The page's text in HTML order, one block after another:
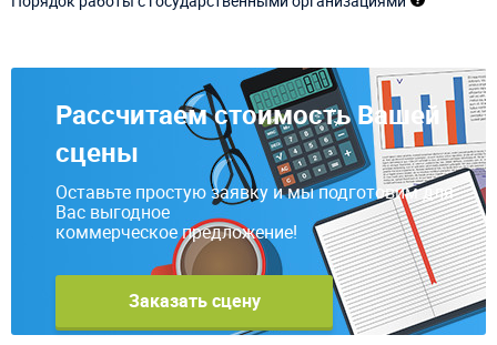
Рассчитаем стоимость Вашей
сцены
Оставьте простую заявку и мы подготовим для
Вас выгодное
коммерческое предложение!
Заказать сцену